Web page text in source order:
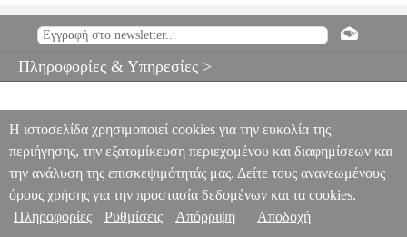
EPI.21562 LEGO LEGO LEGO
LEGO DISNEY 43248 INSIDE
0
Πληροφορίες & Υπηρεσίες >
Η ιστοσελίδα χρησιμοποιεί cookies για την ευκολία της
περιήγησης, την εξατομίκευση περιεχομένου και διαφημίσεων και
την ανάλυση της επισκεψιμότητάς μας. Δείτε τους ανανεωμένους
όρους χρήσης για την προστασία δεδομένων και τα cookies.
Πληροφορίες
Ρυθμίσεις Απόρριψη Αποδοχή